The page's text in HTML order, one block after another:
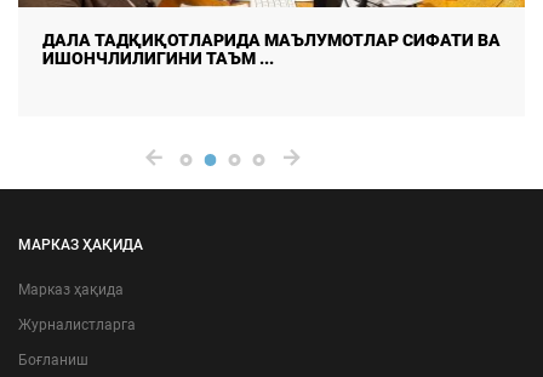
ДАЛА ТАДҚИҚОТЛАРИДА МАЪЛУМОТЛАР СИФАТИ ВА
ИШОНЧЛИЛИГИНИ ТАЪМ ...
МАРКАЗ ҲАҚИДА
Марказ ҳақида
Журналистларга
Боғланиш